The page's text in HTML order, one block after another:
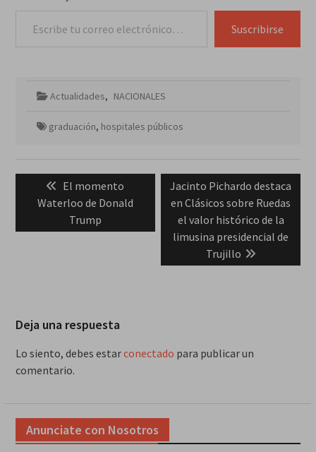
Suscribirse
Actualidades, NACIONALES
graduación, hospitales públicos
entradas
Previous
post:
El momento
Waterloo de Donald
Trump
Next
post:
Jacinto Pichardo destaca
en Clásicos sobre Ruedas
el valor histórico de la
limusina presidencial de
Trujillo
Deja una respuesta
Lo siento, debes estarconectado para publicar un
comentario.
Anunciate con Nosotros